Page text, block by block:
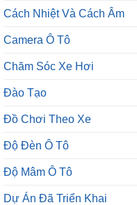
Cách Nhiệt Và Cách Âm
Camera Ô Tô
Chăm Sóc Xe Hơi
Đào Tạo
Đồ Chơi Theo Xe
Độ Đèn Ô Tô
Độ Mâm Ô Tô
Dự Án Đã Triển Khai